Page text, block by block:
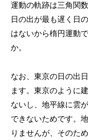
運動の軌跡は三角関
日の出が最も遅く日
はないから楕円運動
か。
なお、東京の日の出
ます。東京のように
ないし、地平線に雲
できないためです。
りませんが、そのた